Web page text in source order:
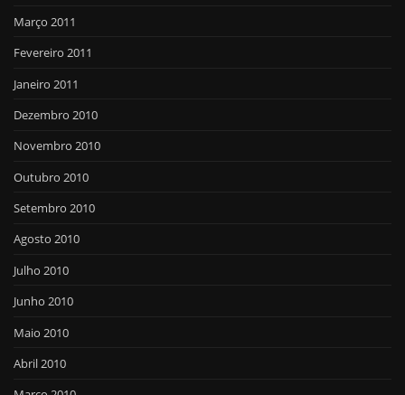
Março 2011
Fevereiro 2011
Janeiro 2011
Dezembro 2010
Novembro 2010
Outubro 2010
Setembro 2010
Agosto 2010
Julho 2010
Junho 2010
Maio 2010
Abril 2010